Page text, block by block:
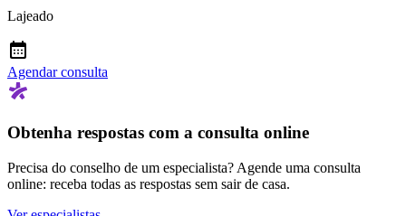
Lajeado
Agendar consulta
Obtenha respostas com a consulta online
Precisa do conselho de um especialista? Agende uma consulta
online: receba todas as respostas sem sair de casa.